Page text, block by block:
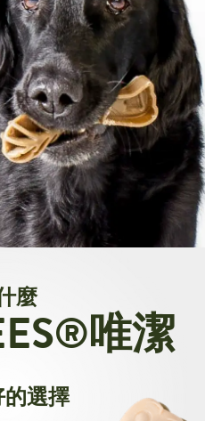
麼
唯潔
選擇